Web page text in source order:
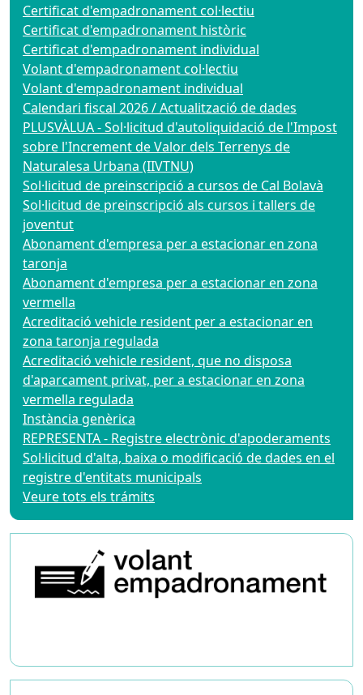
Certificat d'empadronament col·lectiu
Certificat d'empadronament històric
Certificat d'empadronament individual
Volant d'empadronament col·lectiu
Volant d'empadronament individual
Calendari fiscal 2026 / Actualització de dades
PLUSVÀLUA - Sol·licitud d'autoliquidació de l'Impost
sobre l'Increment de Valor dels Terrenys de
Naturalesa Urbana (IIVTNU)
Sol·licitud de preinscripció a cursos de Cal Bolavà
Sol·licitud de preinscripció als cursos i tallers de
joventut
Abonament d'empresa per a estacionar en zona
taronja
Abonament d'empresa per a estacionar en zona
vermella
Acreditació vehicle resident per a estacionar en
zona taronja regulada
Acreditació vehicle resident, que no disposa
d'aparcament privat, per a estacionar en zona
vermella regulada
Instància genèrica
REPRESENTA - Registre electrònic d'apoderaments
Sol·licitud d'alta, baixa o modificació de dades en el
registre d'entitats municipals
Veure tots els trámits